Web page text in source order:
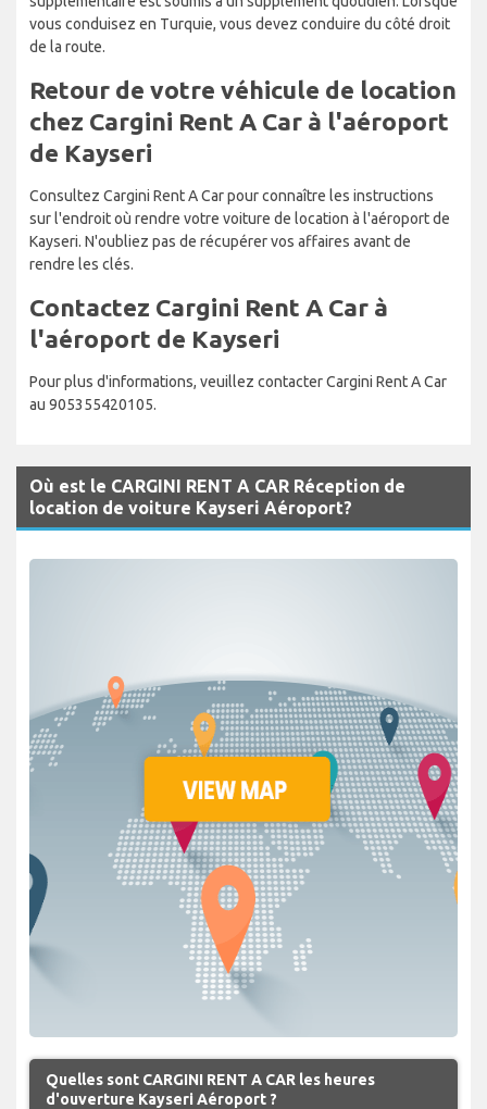
vous conduisez en Turquie, vous devez conduire du côté droit
de la route.
Retour de votre véhicule de location
chez Cargini Rent A Car à l'aéroport
de Kayseri
Consultez Cargini Rent A Car pour connaître les instructions
sur l'endroit où rendre votre voiture de location à l'aéroport de
Kayseri. N'oubliez pas de récupérer vos affaires avant de
rendre les clés.
Contactez Cargini Rent A Car à
l'aéroport de Kayseri
Pour plus d'informations, veuillez contacter Cargini Rent A Car
au 905355420105.
Où est le CARGINI RENT A CAR Réception de
location de voiture Kayseri Aéroport?
Quelles sont CARGINI RENT A CAR les heures
d'ouverture Kayseri Aéroport ?